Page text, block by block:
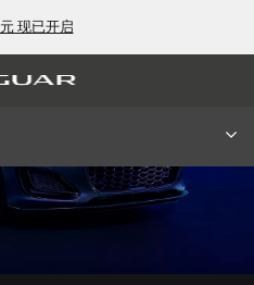
现已开启